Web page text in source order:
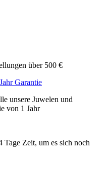
über 500 €
Garantie
unsere Juwelen und
von 1 Jahr
Tage Zeit, um es sich noch